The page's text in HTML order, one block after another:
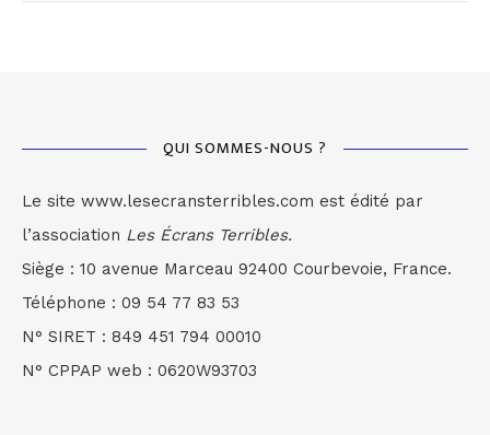
QUI SOMMES-NOUS ?
Le site www.lesecransterribles.com est édité par
l’association Les Écrans Terribles.
Siège : 10 avenue Marceau 92400 Courbevoie, France.
Téléphone : 09 54 77 83 53
N° SIRET : 849 451 794 00010
N° CPPAP web : 0620W93703